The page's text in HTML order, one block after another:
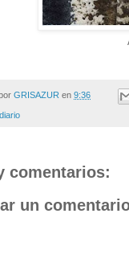
GRISAZUR en 9:36
diario
comentarios:
un